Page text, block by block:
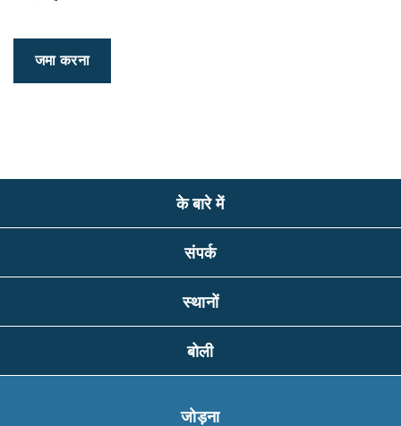
के बारे में
संपर्क
स्थानों
बोली
जोड़ना